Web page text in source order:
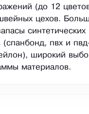
(до 12
цехов.
синтетических
(спанбонд, пвх и
широкий
материалов.